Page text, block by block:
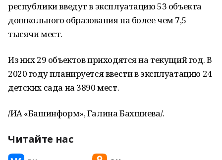
республики введут в эксплуатацию 53 объекта
дошкольного образования на более чем 7,5
тысячи мест.
Из них 29 объектов приходятся на текущий год. В
2020 году планируется ввести в эксплуатацию 24
детских сада на 3890 мест.
/ИА «Башинформ», Галина Бахшиева/.
Читайте нас